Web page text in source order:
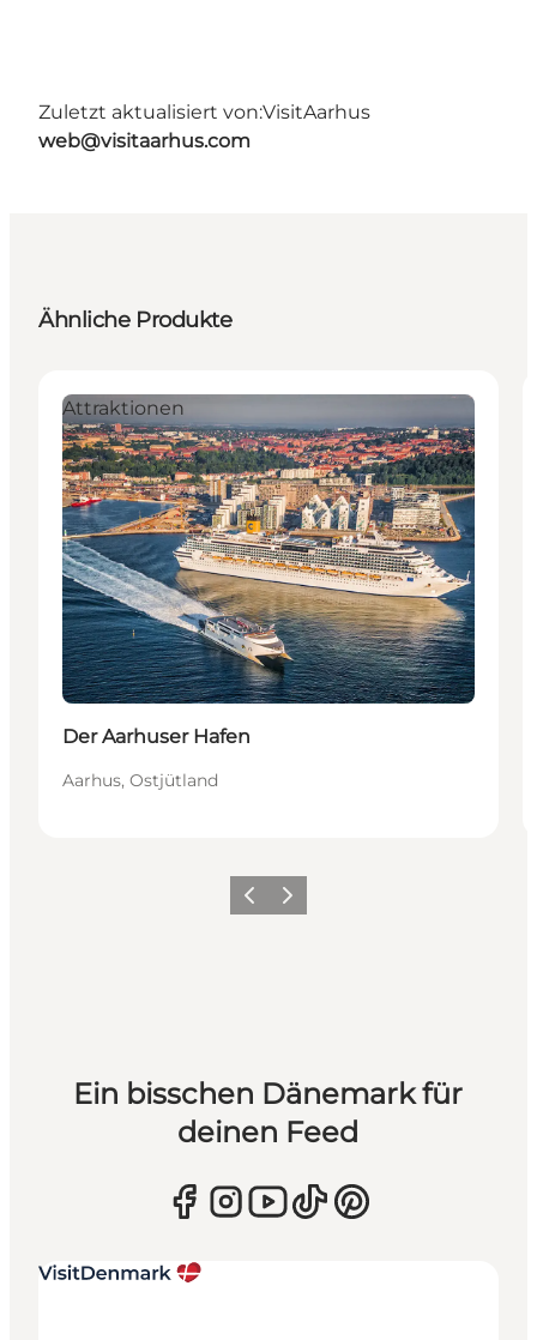
Zuletzt aktualisiert von:VisitAarhus
web@visitaarhus.com
Ähnliche Produkte
Attraktionen
Der Aarhuser Hafen
Aarhus, Ostjütland
ZurückWeiter
Ein bisschen Dänemark für
deinen Feed